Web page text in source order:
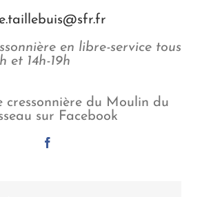
en libre-service tous
et 14h-19h
cressonnière du Moulin du
sur Facebook